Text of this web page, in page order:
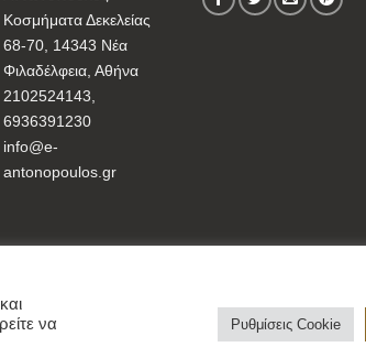
Κοσμήματα Δεκελείας
68-70, 14343 Νέα
Φιλαδέλφεια, Αθήνα
2102524143,
6936391230
info@e-
antonopoulos.gr
να
Ρυθμίσεις Cookie